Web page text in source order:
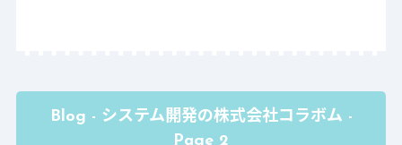
Blog - システム開発の株式会社コラボム -
Page 2